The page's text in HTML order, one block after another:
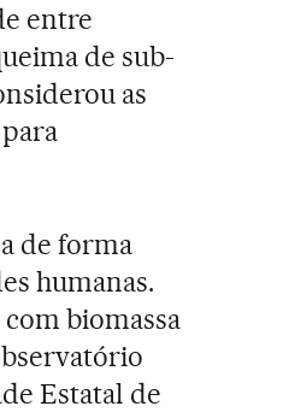
entre
de sub-
as
de forma
humanas.
biomassa
Estatal de